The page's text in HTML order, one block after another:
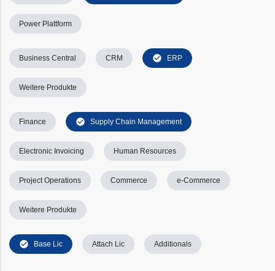
Business Central CRM check_circle ERP
Finance check_circle Supply Chain Management
check_circle Base Lic Attach Lic Additionals
Electronic Invoicing Human Resources
Project Operations Commerce e-Commerce
Weitere Produkte
Weitere Produkte
Power Plattform